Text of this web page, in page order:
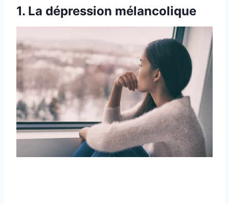
1. La dépression mélancolique